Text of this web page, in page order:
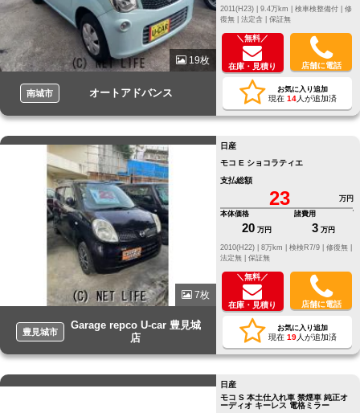
19枚
南城市 オートアドバンス
修
復無 | 法定含 | 保証無
＼無料／
在庫・見積り 店舗に電話
お気に入り追加
現在 14人が追加済
7枚
豊見城市
Garage repco U-car 豊見城
店
日産
モコ E ショコラティエ
支払総額
23
万円
本体価格
20 万円
諸費用
3 万円
修復無 |
法定無 | 保証無
＼無料／
在庫・見積り 店舗に電話
お気に入り追加
現在 19人が追加済
日産
モコ S 本土仕入れ車 禁煙車 純正オ
ーディオ キーレス 電格ミラー